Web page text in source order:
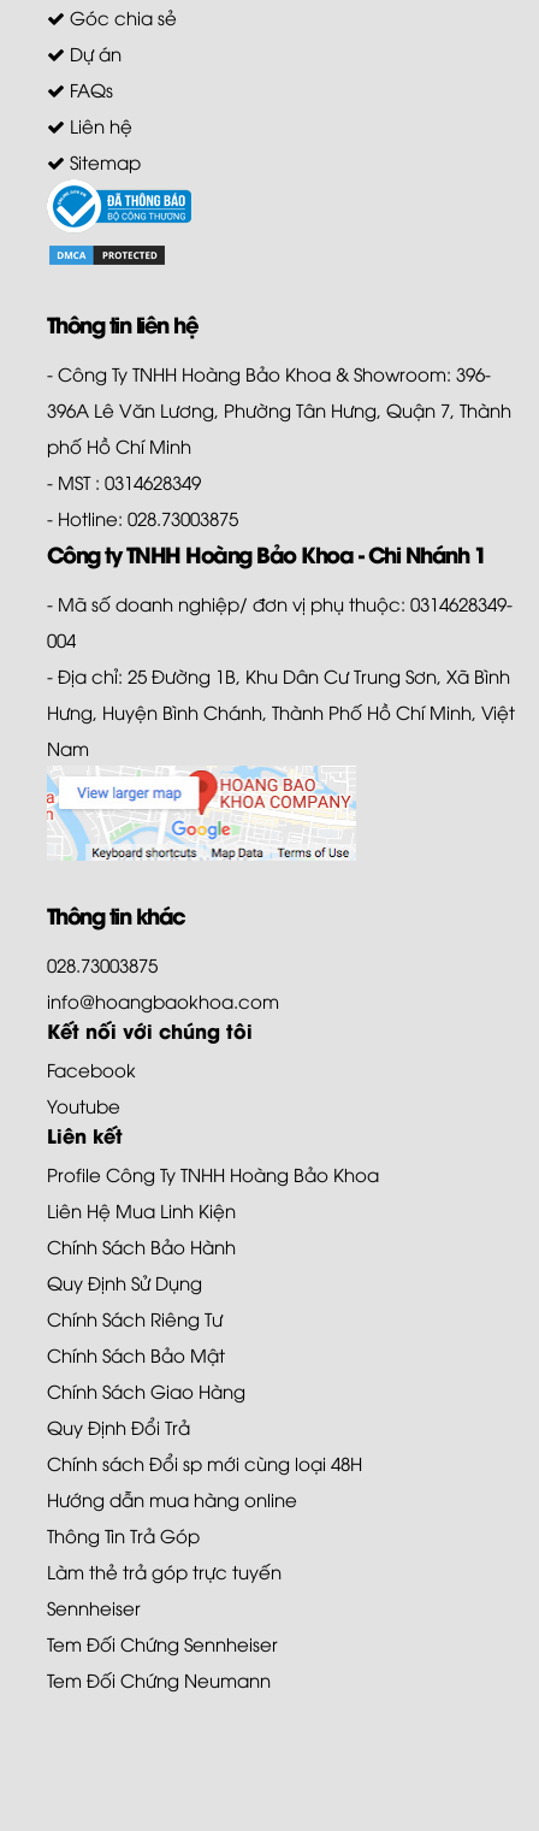
Góc chia sẻ
Dự án
FAQs
Liên hệ
Sitemap
Thông tin liên hệ
- Công Ty TNHH Hoàng Bảo Khoa & Showroom: 396-
396A Lê Văn Lương, Phường Tân Hưng, Quận 7, Thành
phố Hồ Chí Minh
- MST : 0314628349
- Hotline: 028.73003875
Công ty TNHH Hoàng Bảo Khoa - Chi Nhánh 1
- Mã số doanh nghiệp/ đơn vị phụ thuộc: 0314628349-
004
- Địa chỉ: 25 Đường 1B, Khu Dân Cư Trung Sơn, Xã Bình
Hưng, Huyện Bình Chánh, Thành Phố Hồ Chí Minh, Việt
Nam
Thông tin khác
028.73003875
info@hoangbaokhoa.com
Kết nối với chúng tôi
Facebook
Youtube
Liên kết
Profile Công Ty TNHH Hoàng Bảo Khoa
Liên Hệ Mua Linh Kiện
Chính Sách Bảo Hành
Quy Định Sử Dụng
Chính Sách Riêng Tư
Chính Sách Bảo Mật
Chính Sách Giao Hàng
Quy Định Đổi Trả
Chính sách Đổi sp mới cùng loại 48H
Hướng dẫn mua hàng online
Thông Tin Trả Góp
Làm thẻ trả góp trực tuyến
Sennheiser
Tem Đối Chứng Sennheiser
Tem Đối Chứng Neumann